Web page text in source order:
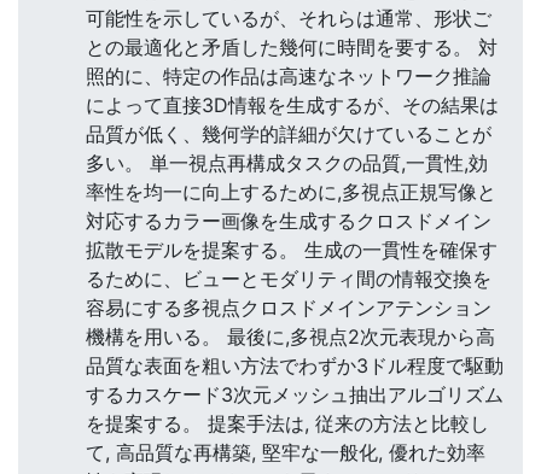
可能性を示しているが、それらは通常、形状ご
との最適化と矛盾した幾何に時間を要する。 対
照的に、特定の作品は高速なネットワーク推論
によって直接3D情報を生成するが、その結果は
品質が低く、幾何学的詳細が欠けていることが
多い。 単一視点再構成タスクの品質,一貫性,効
率性を均一に向上するために,多視点正規写像と
対応するカラー画像を生成するクロスドメイン
拡散モデルを提案する。 生成の一貫性を確保す
るために、ビューとモダリティ間の情報交換を
容易にする多視点クロスドメインアテンション
機構を用いる。 最後に,多視点2次元表現から高
品質な表面を粗い方法でわずか3ドル程度で駆動
するカスケード3次元メッシュ抽出アルゴリズム
を提案する。 提案手法は, 従来の方法と比較し
て, 高品質な再構築, 堅牢な一般化, 優れた効率